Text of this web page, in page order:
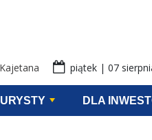
piątek | 07
DLA